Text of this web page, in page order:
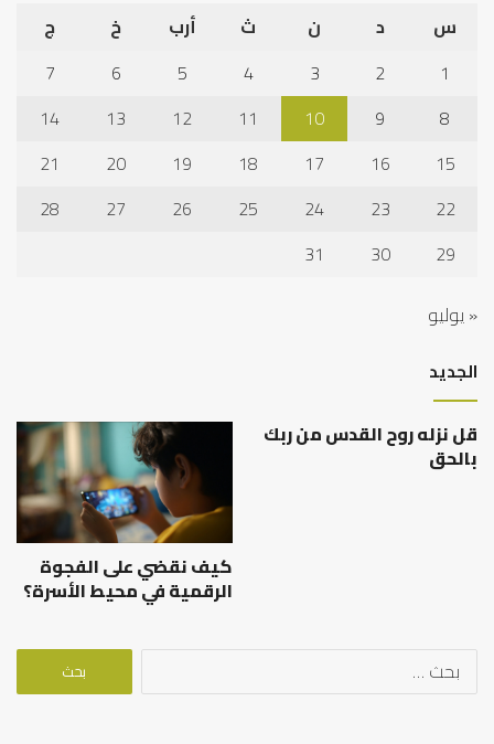
س
د ن ث أرب خ
ج
1
2
3
4
5
6
7
8
9
10
11
12
13
14
15
16
17
18
19
20
21
22
23
24
25
26
27
28
29
30
31
« يوليو
الجديد
قل نزله روح القدس من ربك
بالحق
كيف نقضي على الفجوة
الرقمية في محيط الأسرة؟
البحث